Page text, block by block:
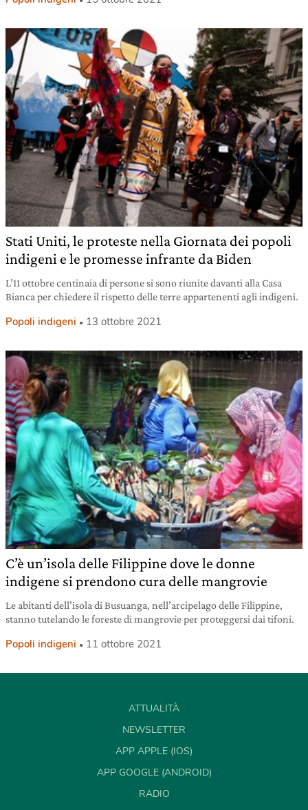
Stati Uniti, le proteste nella Giornata dei popoli
indigeni e le promesse infrante da Biden
L’11 ottobre centinaia di persone si sono riunite davanti alla Casa
Bianca per chiedere il rispetto delle terre appartenenti agli indigeni.
Popoli indigeni 13 ottobre 2021
C’è un’isola delle Filippine dove le donne
indigene si prendono cura delle mangrovie
Le abitanti dell’isola di Busuanga, nell’arcipelago delle Filippine,
stanno tutelando le foreste di mangrovie per proteggersi dai tifoni.
Popoli indigeni 11 ottobre 2021
ATTUALITÀ
NEWSLETTER
APP APPLE (IOS)
APP GOOGLE (ANDROID)
RADIO